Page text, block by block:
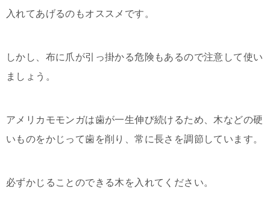
入れてあげるのもオススメです。
しかし、布に爪が引っ掛かる危険もあるので注意して使い
ましょう。
アメリカモモンガは歯が一生伸び続けるため、木などの硬
いものをかじって歯を削り、常に長さを調節しています。
必ずかじることのできる木を入れてください。